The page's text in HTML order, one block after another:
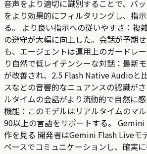
音声をより適切に識別することで、バ
をより効果的にフィルタリングし、指
る。 より良い指示への従いやすさ：複
の遵守が大幅に向上した。会話が予期
も、エージェントは運用上のガードレ
り自然で低レイテンシーな対話：最新
が改善され、2.5 Flash Native Audioと
スなどの音響的なニュアンスの認識が
ルタイムの会話がより流動的で自然に
機能：このモデルはリアルタイムのマ
90以上の言語をサポートする。
作を見る 開発者はGemini Flash Liveモ
ペースでコミュニケーションし、確実